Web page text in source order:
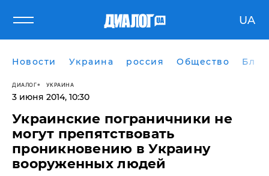
UA
Новости Украина россия Общество
ДИАЛОГ УКРАИНА
3 июня 2014, 10:30
​Украинские пограничники не
могут препятствовать
проникновению в Украину
вооруженных людей